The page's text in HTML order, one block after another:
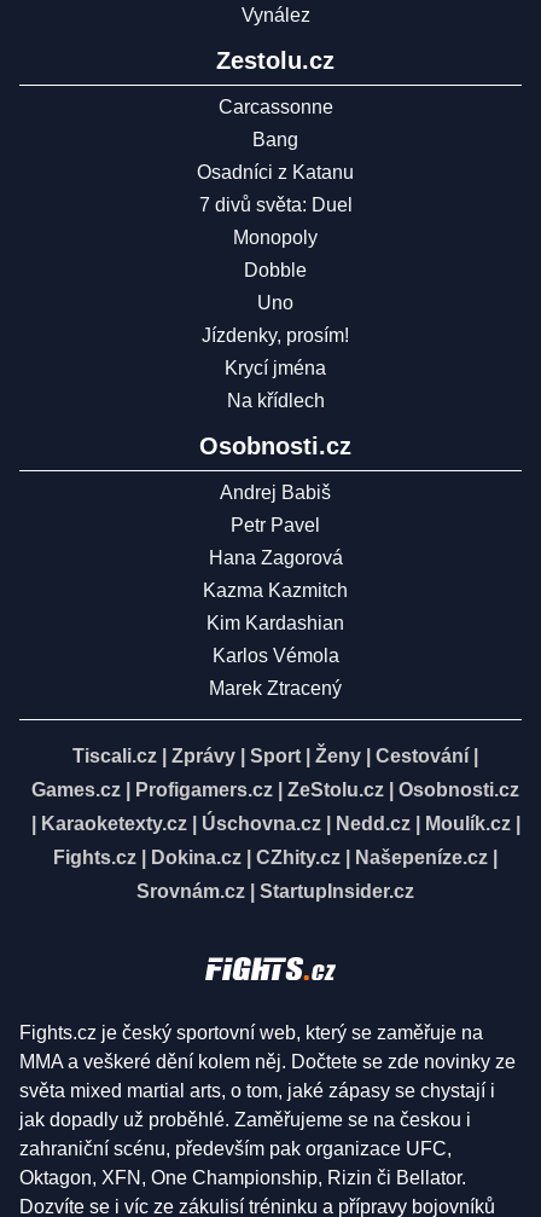
Vynález
Zestolu.cz
Carcassonne
Bang
Osadníci z Katanu
7 divů světa: Duel
Monopoly
Dobble
Uno
Jízdenky, prosím!
Krycí jména
Na křídlech
Osobnosti.cz
Andrej Babiš
Petr Pavel
Hana Zagorová
Kazma Kazmitch
Kim Kardashian
Karlos Vémola
Marek Ztracený
Tiscali.cz Zprávy Sport Ženy Cestování
Games.cz
Profigamers.cz ZeStolu.cz
Osobnosti.cz
Karaoketexty.cz| Úschovna.cz| Nedd.cz| Moulík.cz|
Fights.cz
Dokina.cz CZhity.cz Našepeníze.cz
Srovnám.cz
StartupInsider.cz
Fights.cz je český sportovní web, který se zaměřuje na
MMA a veškeré dění kolem něj. Dočtete se zde novinky ze
světa mixed martial arts, o tom, jaké zápasy se chystají i
jak dopadly už proběhlé. Zaměřujeme se na českou i
zahraniční scénu, především pak organizace UFC,
Oktagon, XFN, One Championship, Rizin či Bellator.
Dozvíte se i víc ze zákulisí tréninku a přípravy bojovníků